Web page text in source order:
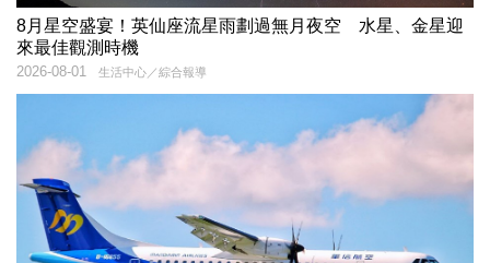
8月星空盛宴！英仙座流星雨劃過無月夜空 水星、金星迎
來最佳觀測時機
生活中心／綜合報導
2026-08-01